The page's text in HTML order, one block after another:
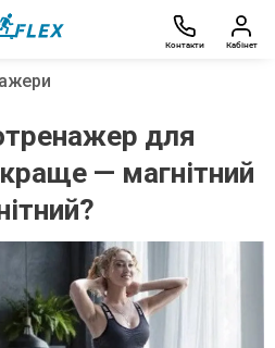
Контакти Кабінет
для
— магнітний